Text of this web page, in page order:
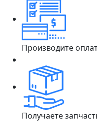
Производите
Получаете